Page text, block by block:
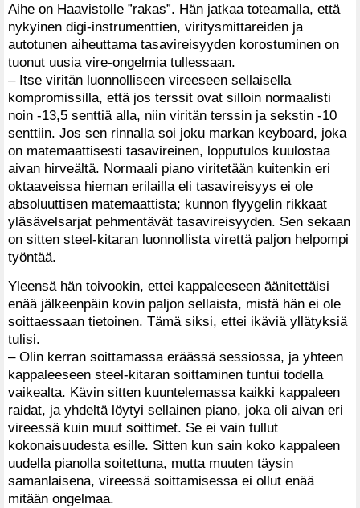
Aihe on Haavistolle ”rakas”. Hän jatkaa toteamalla, että
nykyinen digi-instrumenttien, viritysmittareiden ja
autotunen aiheuttama tasavireisyyden korostuminen on
tuonut uusia vire-ongelmia tullessaan.
– Itse viritän luonnolliseen vireeseen sellaisella
kompromissilla, että jos terssit ovat silloin normaalisti
noin -13,5 senttiä alla, niin viritän terssin ja sekstin -10
senttiin. Jos sen rinnalla soi joku markan keyboard, joka
on matemaattisesti tasavireinen, lopputulos kuulostaa
aivan hirveältä. Normaali piano viritetään kuitenkin eri
oktaaveissa hieman erilailla eli tasavireisyys ei ole
absoluuttisen matemaattista; kunnon flyygelin rikkaat
yläsävelsarjat pehmentävät tasavireisyyden. Sen sekaan
on sitten steel-kitaran luonnollista virettä paljon helpompi
työntää.
Yleensä hän toivookin, ettei kappaleeseen äänitettäisi
enää jälkeenpäin kovin paljon sellaista, mistä hän ei ole
soittaessaan tietoinen. Tämä siksi, ettei ikäviä yllätyksiä
tulisi.
– Olin kerran soittamassa eräässä sessiossa, ja yhteen
kappaleeseen steel-kitaran soittaminen tuntui todella
vaikealta. Kävin sitten kuuntelemassa kaikki kappaleen
raidat, ja yhdeltä löytyi sellainen piano, joka oli aivan eri
vireessä kuin muut soittimet. Se ei vain tullut
kokonaisuudesta esille. Sitten kun sain koko kappaleen
uudella pianolla soitettuna, mutta muuten täysin
samanlaisena, vireessä soittamisessa ei ollut enää
mitään ongelmaa.